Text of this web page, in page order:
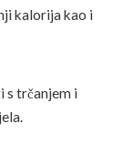
kalorija kao i
s trčanjem i